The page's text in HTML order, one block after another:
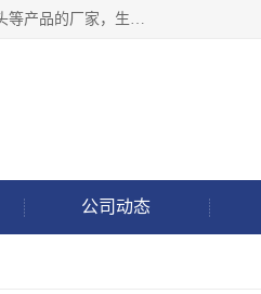
沧州吉轩管道制造有限公司是河北一家专业生产三通、镀锌弯管、弯头、压力容器法兰、锻造法兰、冲压弯头等产品的厂家，生产设备精良，工艺先进，产品规格齐全，售后服务健全。
公司动态